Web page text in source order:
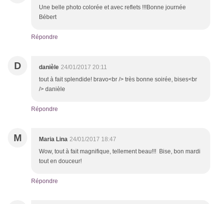
Une belle photo colorée et avec reflets !!!Bonne journée
Bébert
Répondre
D danièle 24/01/2017 20:11
tout à fait splendide! bravo<br /> très bonne soirée, bises<br
/> danièle
Répondre
M Maria Lina 24/01/2017 18:47
Wow, tout à fait magnifique, tellement beau!!! Bise, bon mardi
tout en douceur!
Répondre